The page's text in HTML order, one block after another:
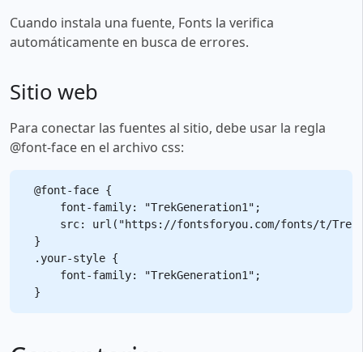
Cuando instala una fuente, Fonts la verifica
automáticamente en busca de errores.
Sitio web
Para conectar las fuentes al sitio, debe usar la regla
@font-face en el archivo css:
@font-face {
    font-family: "TrekGeneration1";
src: url("https://fontsforyou.com/fonts/t/
}
.your-style {
    font-family: "TrekGeneration1";